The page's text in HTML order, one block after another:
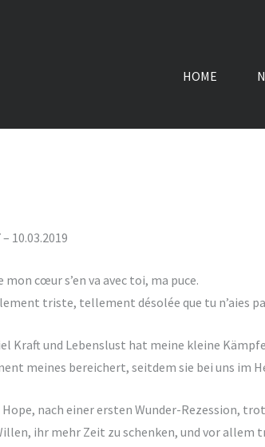
HOME
10.03.2019
mon cœur s’en va avec toi, ma puce.
triste, tellement désolée que tu n’aies
Kraft und Lebenslust hat meine kleine
meines bereichert, seitdem sie bei uns im
Hope, nach einer ersten Wunder-Rezession,
ihr mehr Zeit zu schenken, und vor